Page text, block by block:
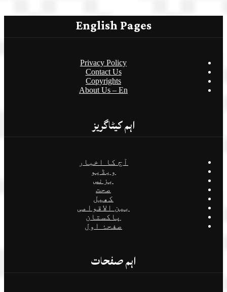
English Pages
Privacy Policy
Contact Us
Copyrights
About Us – En
اہم کیٹاگریز
آج کا اخبار
ویڈیو
بزنس
صحت
کھیل
بین الاقوامی
پاکستان
صفحۂ اول
اہم صفحات